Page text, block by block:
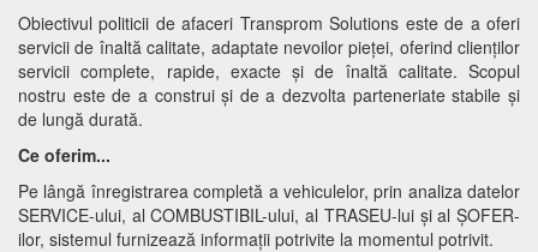
Obiectivul politicii de afaceri Transprom Solutions este de a oferi
servicii de înaltă calitate, adaptate nevoilor pieței, oferind clienților
servicii complete, rapide, exacte și de înaltă calitate. Scopul
nostru este de a construi și de a dezvolta parteneriate stabile şi
de lungă durată.
Ce oferim...
Pe lângă înregistrarea completă a vehiculelor, prin analiza datelor
SERVICE-ului, al COMBUSTIBIL-ului, al TRASEU-lui şi al ŞOFER-
ilor, sistemul furnizează informații potrivite la momentul potrivit.